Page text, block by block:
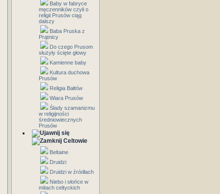
Baby w fabryce
męczenników czyli o
religii Prusów ciąg
dalszy
Baba Pruska z
Prątnicy
Do czego Prusom
służyły ścięte głowy
Kamienne baby
Kultura duchowa
Prusów
Religia Bałtów
Wiara Prusów
Ślady szamanizmu
w religijności
średniowiecznych
Prusów
Celtowie
Beltaine
Druidzi
Druidzi w źródłach
Niebo i słońce w
mitach celtyckich